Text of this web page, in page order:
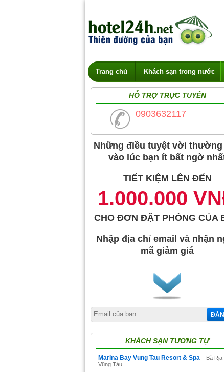
Trang chủ Khách sạn trong nước
HỖ TRỢ TRỰC TUYẾN
0903632117
Những điều tuyệt vời thường
vào lúc bạn ít bất ngờ
TIẾT KIỆM LÊN ĐẾN
1.000.000
CHO ĐƠN ĐẶT PHÒNG CỦA
Nhập địa chỉ email và nhận
mã giảm giá
KHÁCH SẠN TƯƠNG TỰ
Marina Bay Vung Tau Resort & Spa - Bà Rịa
Vũng Tàu